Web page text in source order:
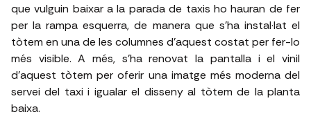
que vulguin baixar a la parada de taxis ho hauran de fer
per la rampa esquerra, de manera que s'ha instal·lat el
tòtem en una de les columnes d'aquest costat per fer-lo
més visible. A més, s'ha renovat la pantalla i el vinil
d'aquest tòtem per oferir una imatge més moderna del
servei del taxi i igualar el disseny al tòtem de la planta
baixa.